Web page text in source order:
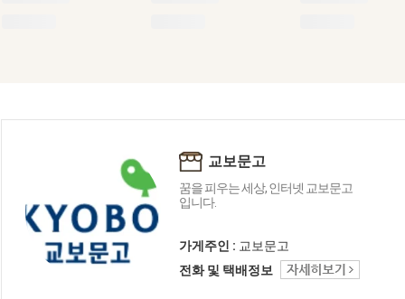
교보문고
꿈을 피우는 세상, 인터넷 교보문고
입니다.
가게주인 : 교보문고
전화 및 택배정보